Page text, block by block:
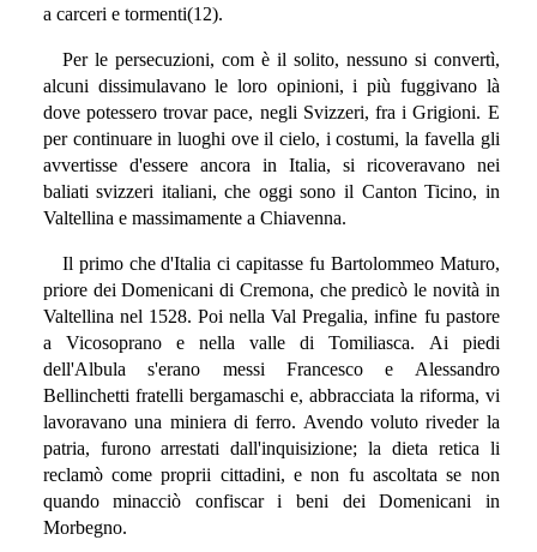
a carceri e tormenti(12).
Per le persecuzioni, com è il solito, nessuno si convertì,
alcuni dissimulavano le loro opinioni, i più fuggivano là
dove potessero trovar pace, negli Svizzeri, fra i Grigioni. E
per continuare in luoghi ove il cielo, i costumi, la favella gli
avvertisse d'essere ancora in Italia, si ricoveravano nei
baliati svizzeri italiani, che oggi sono il Canton Ticino, in
Valtellina e massimamente a Chiavenna.
Il primo che d'Italia ci capitasse fu Bartolommeo Maturo,
priore dei Domenicani di Cremona, che predicò le novità in
Valtellina nel 1528. Poi nella Val Pregalia, infine fu pastore
a Vicosoprano e nella valle di Tomiliasca. Ai piedi
dell'Albula s'erano messi Francesco e Alessandro
Bellinchetti fratelli bergamaschi e, abbracciata la riforma, vi
lavoravano una miniera di ferro. Avendo voluto riveder la
patria, furono arrestati dall'inquisizione; la dieta retica li
reclamò come proprii cittadini, e non fu ascoltata se non
quando minacciò confiscar i beni dei Domenicani in
Morbegno.